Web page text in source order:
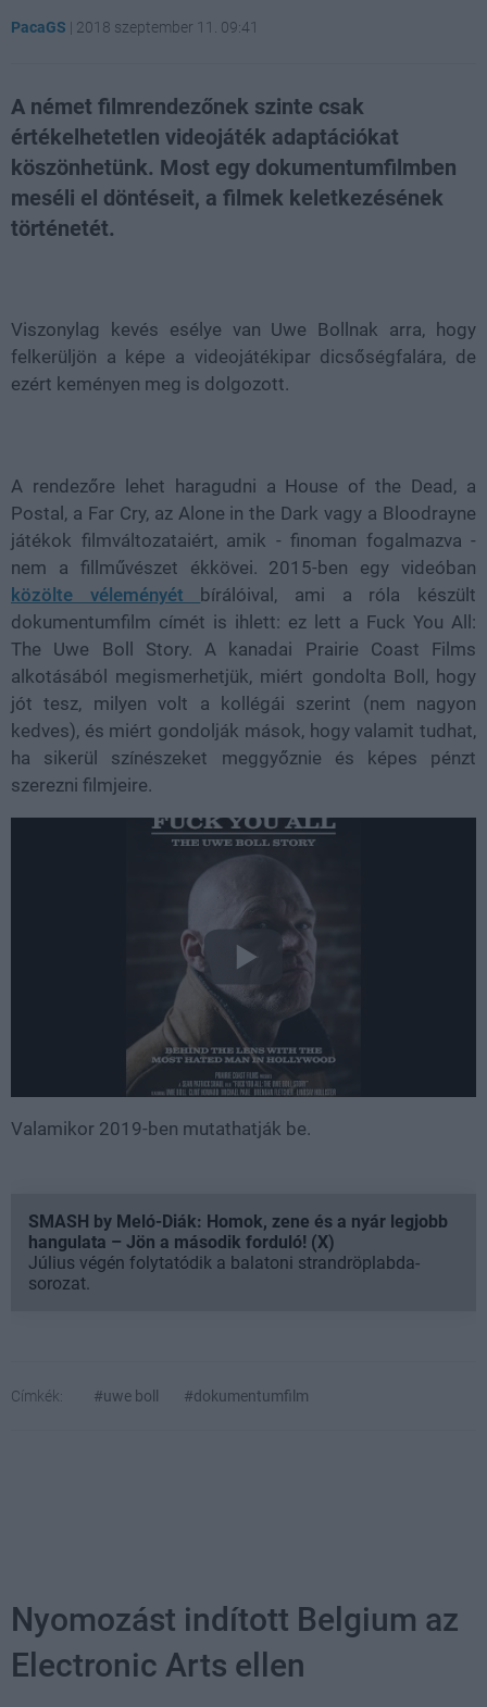
PacaGS | 2018 szeptember 11. 09:41
A német filmrendezőnek szinte csak
értékelhetetlen videojáték adaptációkat
köszönhetünk. Most egy dokumentumfilmben
meséli el döntéseit, a filmek keletkezésének
történetét.
Viszonylag kevés esélye van Uwe Bollnak arra, hogy
felkerüljön a képe a videojátékipar dicsőségfalára, de
ezért keményen meg is dolgozott.
A rendezőre lehet haragudni a House of the Dead, a
Postal, a Far Cry, az Alone in the Dark vagy a Bloodrayne
játékok filmváltozataiért, amik - finoman fogalmazva -
nem a fillművészet ékkövei. 2015-ben egy videóban
közölte véleményét bírálóival, ami a róla készült
dokumentumfilm címét is ihlett: ez lett a Fuck You All:
The Uwe Boll Story. A kanadai Prairie Coast Films
alkotásából megismerhetjük, miért gondolta Boll, hogy
jót tesz, milyen volt a kollégái szerint (nem nagyon
kedves), és miért gondolják mások, hogy valamit tudhat,
ha sikerül színészeket meggyőznie és képes pénzt
szerezni filmjeire.
Valamikor 2019-ben mutathatják be.
SMASH by Meló-Diák: Homok, zene és a nyár legjobb
hangulata – Jön a második forduló! (X)
Július végén folytatódik a balatoni strandröplabda-
sorozat.
Címkék: #uwe boll #dokumentumfilm
Nyomozást indított Belgium az
Electronic Arts ellen